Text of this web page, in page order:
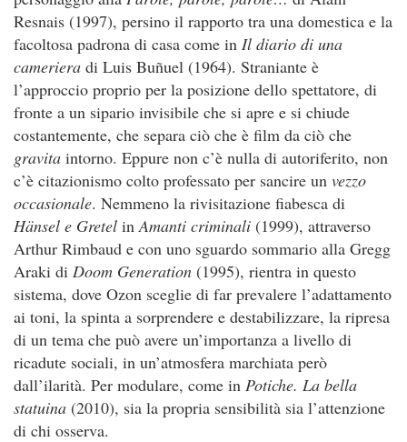
Resnais (1997), persino il rapporto tra una domestica e la
facoltosa padrona di casa come in Il diario di una
cameriera di Luis Buñuel (1964). Straniante è
l’approccio proprio per la posizione dello spettatore, di
fronte a un sipario invisibile che si apre e si chiude
costantemente, che separa ciò che è film da ciò che
gravita intorno. Eppure non c’è nulla di autoriferito, non
c’è citazionismo colto professato per sancire un vezzo
occasionale. Nemmeno la rivisitazione fiabesca di
Hänsel e Gretel inAmanti criminali (1999), attraverso
Arthur Rimbaud e con uno sguardo sommario alla Gregg
Araki di Doom Generation (1995), rientra in questo
sistema, dove Ozon sceglie di far prevalere l’adattamento
ai toni, la spinta a sorprendere e destabilizzare, la ripresa
di un tema che può avere un’importanza a livello di
ricadute sociali, in un’atmosfera marchiata però
dall’ilarità. Per modulare, come in Potiche. La bella
statuina (2010), sia la propria sensibilità sia l’attenzione
di chi osserva.